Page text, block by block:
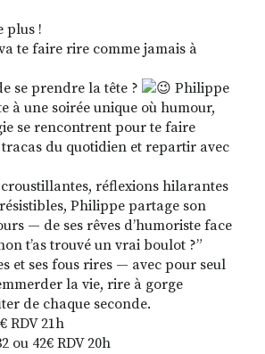
plus !
te faire rire comme jamais à
se prendre la tête ?
Philippe
à une soirée unique où humour,
se rencontrent pour te faire
du quotidien et repartir avec
réflexions hilarantes
Philippe partage son
— de ses rêves d’humoriste face
t’as trouvé un vrai boulot ?”
et ses fous rires — avec pour seul
la vie, rire à gorge
de chaque seconde.
RDV 21h
ou 42€ RDV 20h